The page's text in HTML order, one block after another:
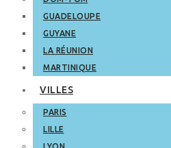
GUADELOUPE
GUYANE
LA RÉUNION
MARTINIQUE
VILLES
PARIS
LILLE